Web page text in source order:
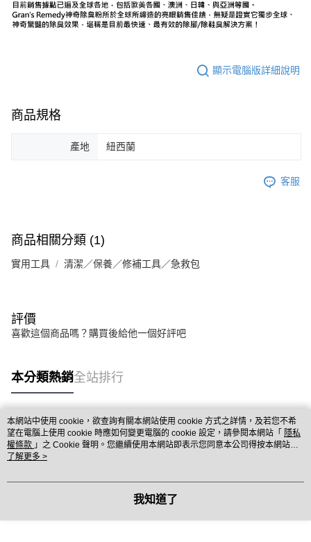
顯示電腦版詳細說明
商品規格
產地 紐西蘭
客服
商品相關分類 (1)
實用工具 清潔／保養／修補工具／急救包
評價
喜歡這個商品嗎？購買後給他一個好評吧
本分類熱銷全站排行
熱門標籤
本網站中使用 cookie，欲查詢有關本網站使用 cookie 方式之詳情，及若您不希
望在電腦上使用 cookie 時應如何變更電腦的 cookie 設定，請參閱本網站「 隱私
權條款 」之 Cookie 聲明。您繼續使用本網站即表示您同意本公司得按本網站使
用條款之 Cookie 聲明使用 cookie。
了解更多 >
我知道了